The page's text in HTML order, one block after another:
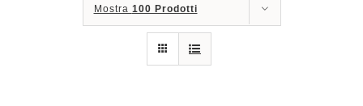
Mostra 100 Prodotti